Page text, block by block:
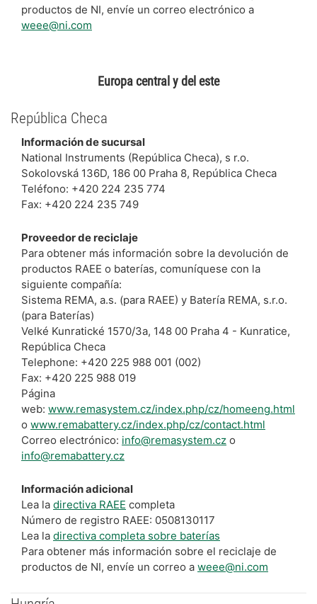
productos de NI, envíe un correo electrónico a
weee@ni.com
Europa central y del este
República Checa
Información de sucursal
National Instruments (República Checa), s r.o.
Sokolovská 136D, 186 00 Praha 8, República Checa
Teléfono: +420 224 235 774
Fax: +420 224 235 749
Proveedor de reciclaje
Para obtener más información sobre la devolución de
productos RAEE o baterías, comuníquese con la
siguiente compañía:
Sistema REMA, a.s. (para RAEE) y Batería REMA, s.r.o.
(para Baterías)
Velké Kunratické 1570/3a, 148 00 Praha 4 - Kunratice,
República Checa
Telephone: +420 225 988 001 (002)
Fax: +420 225 988 019
Página
web: www.remasystem.cz/index.php/cz/homeeng.html
o www.remabattery.cz/index.php/cz/contact.html
Correo electrónico: info@remasystem.cz o
info@remabattery.cz
Información adicional
Lea la directiva RAEE completa
Número de registro RAEE: 0508130117
Lea la directiva completa sobre baterías
Para obtener más información sobre el reciclaje de
productos de NI, envíe un correo a weee@ni.com